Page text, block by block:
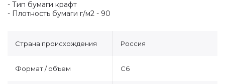
- Тип бумаги крафт
- Плотность бумаги г/м2 - 90
Страна происхождения Россия
Формат / объем C6